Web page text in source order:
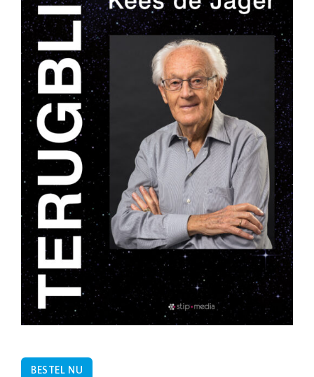
BESTEL NU